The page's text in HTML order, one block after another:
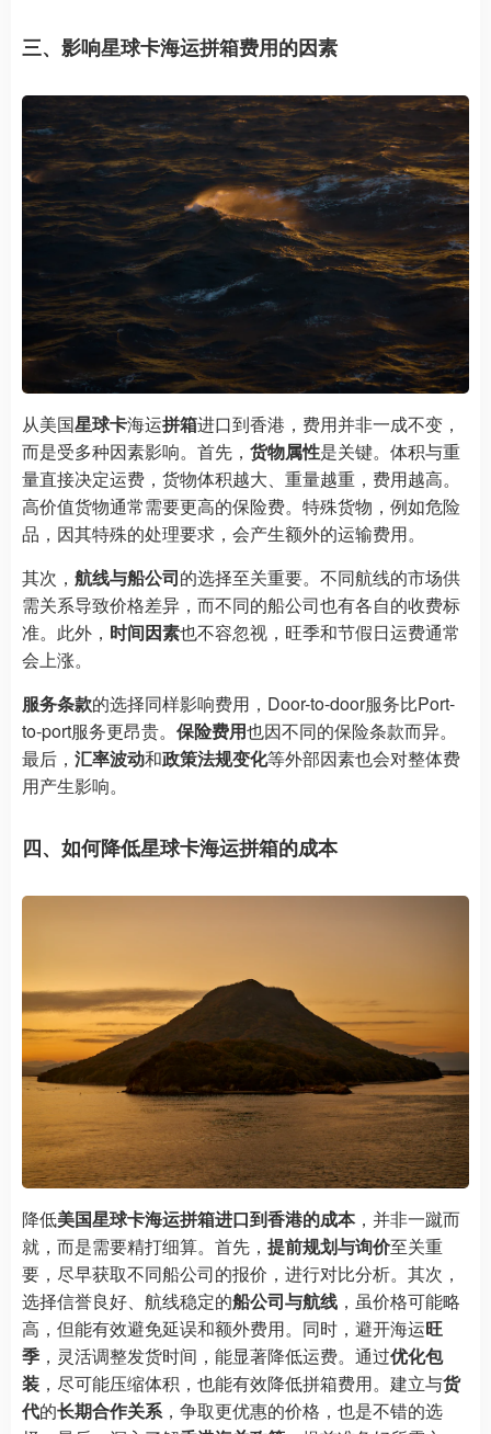
三、影响星球卡海运拼箱费用的因素
从美国星球卡海运拼箱进口到香港，费用并非一成不变，
而是受多种因素影响。首先， 货物属性是关键。体积与重
量直接决定运费，货物体积越大、重量越重，费用越高。
高价值货物通常需要更高的保险费。特殊货物，例如危险
品，因其特殊的处理要求，会产生额外的运输费用。
其次， 航线与船公司的选择至关重要。不同航线的市场供
需关系导致价格差异，而不同的船公司也有各自的收费标
准。此外， 时间因素也不容忽视，旺季和节假日运费通常
会上涨。
服务条款的选择同样影响费用，Door-to-door服务比Port-
to-port服务更昂贵。 保险费用也因不同的保险条款而异。
最后， 汇率波动和政策法规变化等外部因素也会对整体费
用产生影响。
四、如何降低星球卡海运拼箱的成本
降低美国星球卡海运拼箱进口到香港的成本，并非一蹴而
就，而是需要精打细算。首先， 提前规划与询价至关重
要，尽早获取不同船公司的报价，进行对比分析。其次，
选择信誉良好、航线稳定的船公司与航线 ，虽价格可能略
高，但能有效避免延误和额外费用。同时，避开海运旺
季 ，灵活调整发货时间，能显著降低运费。通过优化包
装 ，尽可能压缩体积，也能有效降低拼箱费用。建立与货
代的长期合作关系，争取更优惠的价格，也是不错的选